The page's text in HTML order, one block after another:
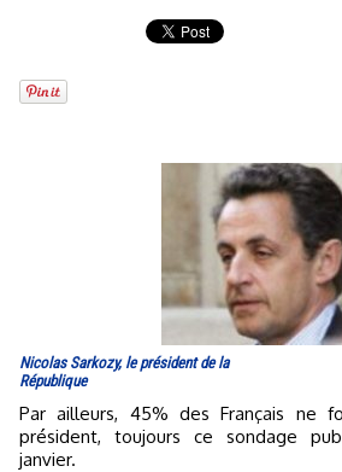
Nicolas Sarkozy, le président de la
République
Par ailleurs, 45% des Français ne font pas confiance au
président, toujours ce sondage
janvier.